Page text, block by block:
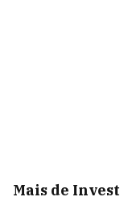
Mais de Invest